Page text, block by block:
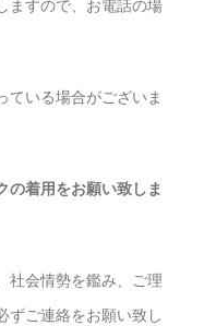
ますので、お電話の場
ている場合がございま
の着用をお願い致しま
社会情勢を鑑み、ご理
ずご連絡をお願い致し